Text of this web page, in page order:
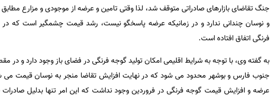
جنگ تقاضای بازارهای صادراتی متوقف شد، لذا وقتی تامین و عرضه از موجودی و مزارع
و نوسان چندانی ندارد و در زمانیکه عرضه پاسخگو نیست، رشد قیمت چشمگیر است که
فرنگی اتفاق افتاده است.
به گفته وی، با توجه به شرایط اقلیمی امکان تولید گوجه فرنگی در فضای باز وجود دارد و در
جنوب فارس و بوشهر محدود می شود که در نهایت افزایش تقاضا منجر به نوسان قیمت می
عرضه و افزایش قیمت گوجه فرنگی در فروردین وجود نداشت که این امر تنها بدلیل صادرات